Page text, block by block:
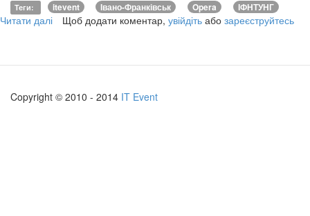
Теги: itevent Івано-Франківськ Opera ІФНТУНГ
Читати далі про
Conference
тур
Щоб додати коментар, увійдіть або зареєструйтесь
Copyright © 2010 - 2014 IT Event